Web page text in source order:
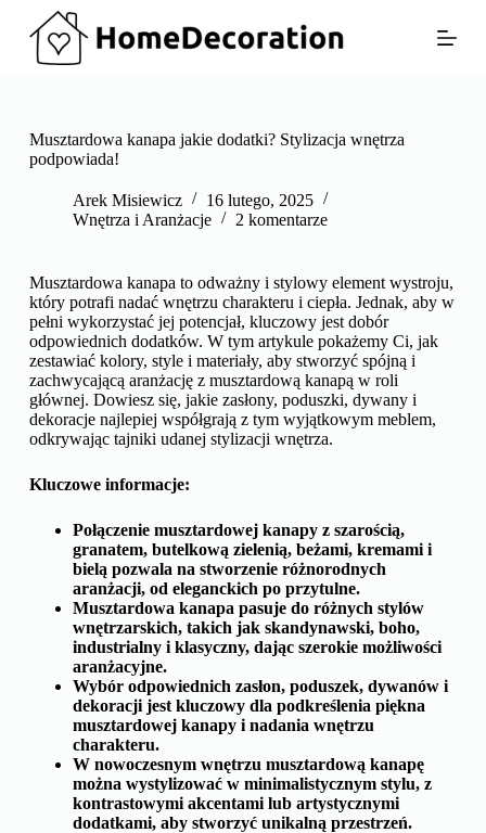
d
Musztardowa kanapa jakie dodatki? Stylizacja wnętrza
podpowiada!
Arek Misiewicz
16 lutego, 2025
Wnętrza i Aranżacje
2 komentarze
Musztardowa kanapa to odważny i stylowy element wystroju,
który potrafi nadać wnętrzu charakteru i ciepła. Jednak, aby w
pełni wykorzystać jej potencjał, kluczowy jest dobór
odpowiednich dodatków. W tym artykule pokażemy Ci, jak
zestawiać kolory, style i materiały, aby stworzyć spójną i
zachwycającą aranżację z musztardową kanapą w roli
głównej. Dowiesz się, jakie zasłony, poduszki, dywany i
dekoracje najlepiej współgrają z tym wyjątkowym meblem,
odkrywając tajniki udanej stylizacji wnętrza.
Kluczowe informacje:
Połączenie musztardowej kanapy z szarością,
granatem, butelkową zielenią, beżami, kremami i
bielą pozwala na stworzenie różnorodnych
aranżacji, od eleganckich po przytulne.
Musztardowa kanapa pasuje do różnych stylów
wnętrzarskich, takich jak skandynawski, boho,
industrialny i klasyczny, dając szerokie możliwości
aranżacyjne.
Wybór odpowiednich zasłon, poduszek, dywanów i
dekoracji jest kluczowy dla podkreślenia piękna
musztardowej kanapy i nadania wnętrzu
charakteru.
W nowoczesnym wnętrzu musztardową kanapę
można wystylizować w minimalistycznym stylu, z
kontrastowymi akcentami lub artystycznymi
dodatkami, aby stworzyć unikalną przestrzeń.